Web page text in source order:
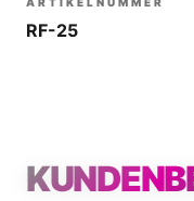
RF-25